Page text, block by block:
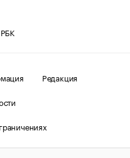
Редакция
О соблюдении